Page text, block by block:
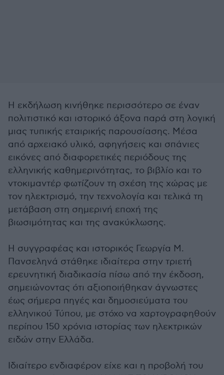
Η εκδήλωση κινήθηκε περισσότερο σε έναν
πολιτιστικό και ιστορικό άξονα παρά στη λογική
μιας τυπικής εταιρικής παρουσίασης. Μέσα
από αρχειακό υλικό, αφηγήσεις και σπάνιες
εικόνες από διαφορετικές περιόδους της
ελληνικής καθημερινότητας, το βιβλίο και το
ντοκιμαντέρ φωτίζουν τη σχέση της χώρας με
τον ηλεκτρισμό, την τεχνολογία και τελικά τη
μετάβαση στη σημερινή εποχή της
βιωσιμότητας και της ανακύκλωσης.
Η συγγραφέας και ιστορικός Γεωργία Μ.
Πανσεληνά στάθηκε ιδιαίτερα στην τριετή
ερευνητική διαδικασία πίσω από την έκδοση,
σημειώνοντας ότι αξιοποιήθηκαν άγνωστες
έως σήμερα πηγές και δημοσιεύματα του
ελληνικού Τύπου, με στόχο να χαρτογραφηθούν
περίπου 150 χρόνια ιστορίας των ηλεκτρικών
ειδών στην Ελλάδα.
Ιδιαίτερο ενδιαφέρον είχε και η προβολή του